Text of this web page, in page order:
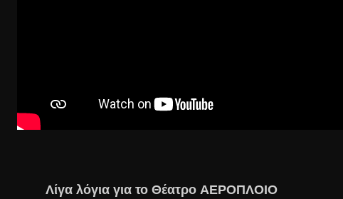
Λίγα λόγια για το Θέατρο ΑΕΡΟΠΛΟΙΟ